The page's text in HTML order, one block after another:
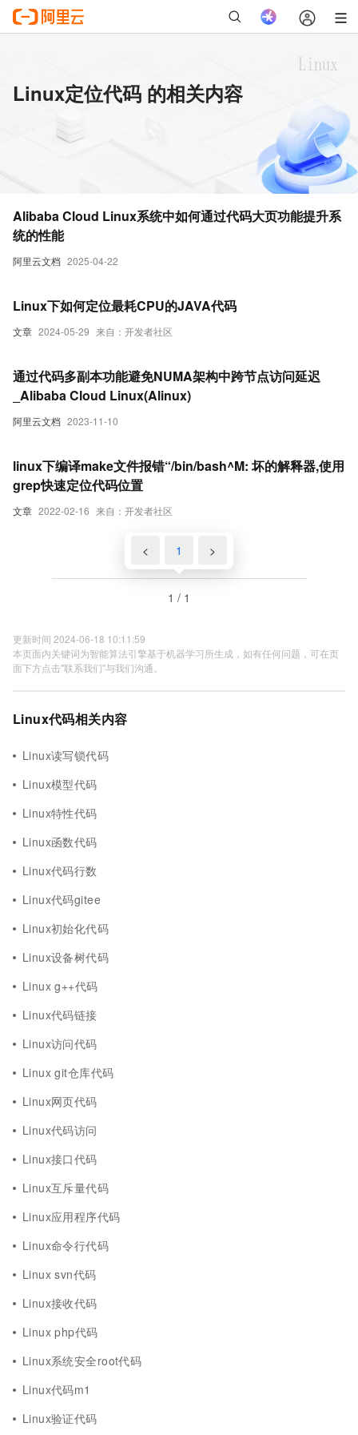
Linux定位代码 的相关内容
阿里云文档 2025-04-22
Alibaba Cloud Linux系统中如何通过代码大页功能提升系
统的性能
文章 2024-05-29 来自：开发者社区
Linux下如何定位最耗CPU的JAVA代码
阿里云文档 2023-11-10
通过代码多副本功能避免NUMA架构中跨节点访问延迟
_Alibaba Cloud Linux(Alinux)
文章 2022-02-16 来自：开发者社区
linux下编译make文件报错“/bin/bash^M: 坏的解释器,使用
grep快速定位代码位置
< 1 >
1 / 1
更新时间 2024-06-18 10:11:59
本页面内关键词为智能算法引擎基于机器学习所生成，如有任何问题，可在页
面下方点击"联系我们"与我们沟通。
Linux代码相关内容
Linux读写锁代码
Linux模型代码
Linux特性代码
Linux函数代码
Linux代码行数
Linux代码gitee
Linux初始化代码
Linux设备树代码
Linux g++代码
Linux代码链接
Linux访问代码
Linux git仓库代码
Linux网页代码
Linux代码访问
Linux接口代码
Linux互斥量代码
Linux应用程序代码
Linux命令行代码
Linux svn代码
Linux接收代码
Linux php代码
Linux系统安全root代码
Linux代码m1
Linux验证代码